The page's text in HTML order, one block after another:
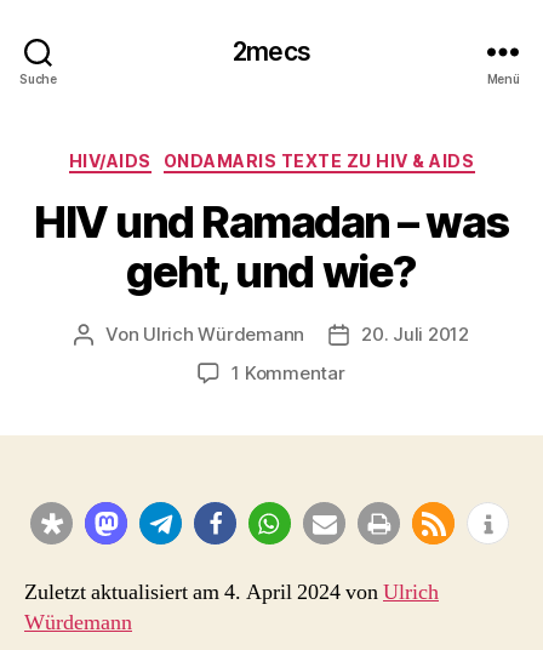
Suche
2mecs
Menü
Kategorien
HIV/AIDS ONDAMARIS TEXTE ZU HIV & AIDS
HIV und Ramadan – was
geht, und wie?
Beitragsautor
Von Ulrich Würdemann Beitragsdatum
20. Juli 2012
1 Kommentarzu
was
geht,
wie?
Zuletzt aktualisiert am 4. April 2024 vonUlrich
Würdemann